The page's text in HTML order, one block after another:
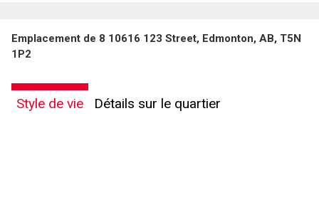
Emplacement de 8 10616 123 Street, Edmonton, AB, T5N
1P2
Style de vie Détails sur le quartier